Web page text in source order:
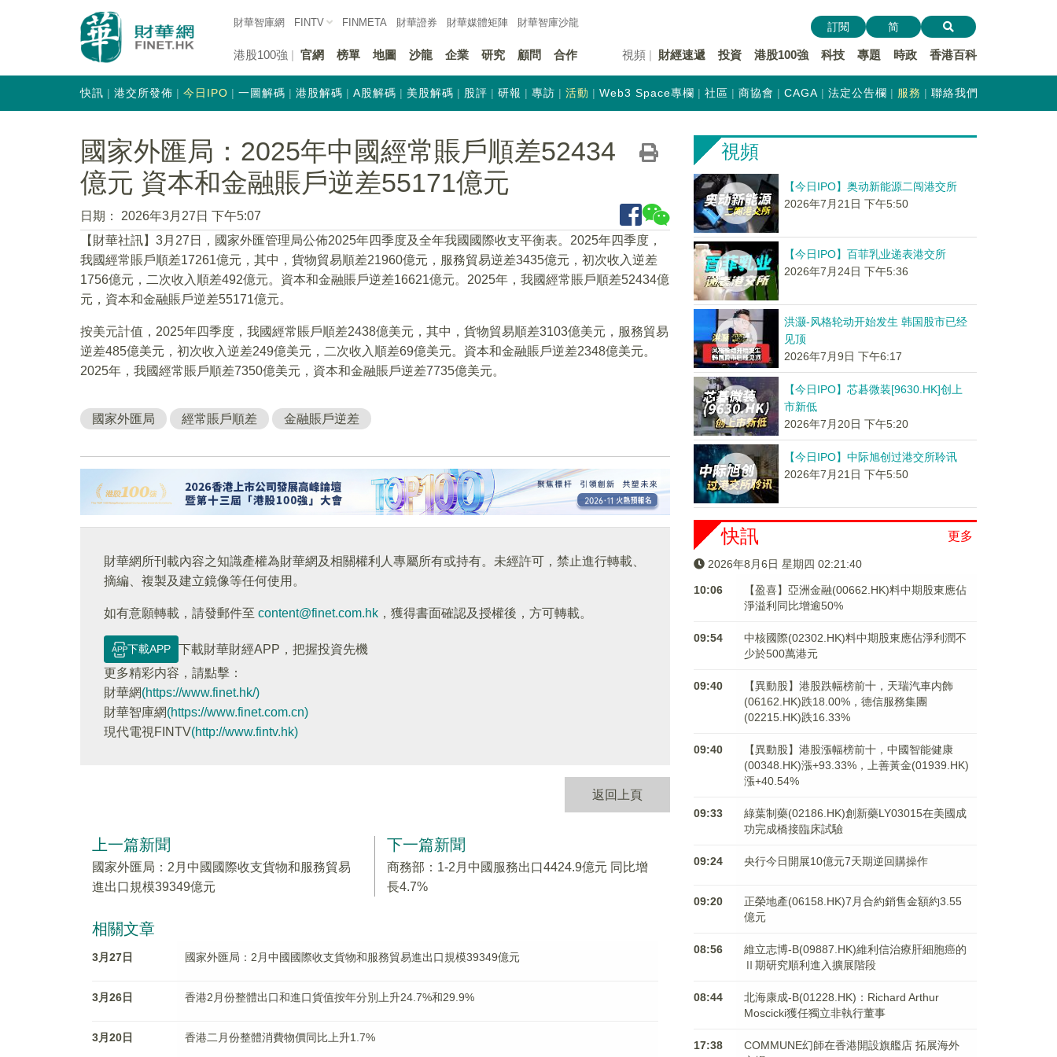
財華智庫網 FINTV FINMETA 財華證券 財華媒體矩陣 財華智庫沙龍
港股100強 官網 榜單 地圖 沙龍 企業 研究 顧問 合作 視頻 財經速遞 投資 港股100強 科技 專題 時政 香港百科
訂閱 简
快訊 港交所發佈 今日IPO 一圖解碼 港股解碼 A股解碼 美股解碼 股評 研報 專訪 活動 Web3 Space專欄 社區 商協會 CAGA 法定公告欄 服務 聯絡我們
國家外匯局：2025年中國經常賬戶順差52434
億元 資本和金融賬戶逆差55171億元
日期：
2026年3月27日 下午5:07
【財華社訊】3月27日，國家外匯管理局公佈2025年四季度及全年我國國際收支平衡表。2025年四季度，
我國經常賬戶順差17261億元，其中，貨物貿易順差21960億元，服務貿易逆差3435億元，初次收入逆差
1756億元，二次收入順差492億元。資本和金融賬戶逆差16621億元。2025年，我國經常賬戶順差52434億
元，資本和金融賬戶逆差55171億元。
按美元計值，2025年四季度，我國經常賬戶順差2438億美元，其中，貨物貿易順差3103億美元，服務貿易
逆差485億美元，初次收入逆差249億美元，二次收入順差69億美元。資本和金融賬戶逆差2348億美元。
2025年，我國經常賬戶順差7350億美元，資本和金融賬戶逆差7735億美元。
國家外匯局 經常賬戶順差 金融賬戶逆差
財華網所刊載內容之知識產權為財華網及相關權利人專屬所有或持有。未經許可，禁止進行轉載、
摘編、複製及建立鏡像等任何使用。
如有意願轉載，請發郵件至 content@finet.com.hk ，獲得書面確認及授權後，方可轉載。
下載APP
下載財華財經APP，把握投資先機
更多精彩内容，請點擊：
財華網(https://www.finet.hk/)
財華智庫網(https://www.finet.com.cn)
現代電視FINTV(http://www.fintv.hk)
返回上頁
上一篇新聞
國家外匯局：2月中國國際收支貨物和服務貿易
進出口規模39349億元
下一篇新聞
商務部：1-2月中國服務出口4424.9億元 同比增
長4.7%
相關文章
3月27日 國家外匯局：2月中國國際收支貨物和服務貿易進出口規模39349億元
3月26日 香港2月份整體出口和進口貨值按年分別上升24.7%和29.9%
3月20日 香港二月份整體消費物價同比上升1.7%
視頻
【今日IPO】奥动新能源二闯港交所
2026年7月21日 下午5:50
【今日IPO】百菲乳业递表港交所
2026年7月24日 下午5:36
洪灏-风格轮动开始发生 韩国股市已经
见顶
2026年7月9日 下午6:17
【今日IPO】芯碁微装[9630.HK]创上
市新低
2026年7月20日 下午5:20
【今日IPO】中际旭创过港交所聆讯
2026年7月21日 下午5:50
更多
快訊
2026年8月6日 星期四 02:21:41
10:06
【盈喜】亞洲金融(00662.HK)料中期股東應佔
淨溢利同比增逾50%
09:54
中核國際(02302.HK)料中期股東應佔淨利潤不
少於500萬港元
09:40
【異動股】港股跌幅榜前十，天瑞汽車内飾
(06162.HK)跌18.00%，德信服務集團
(02215.HK)跌16.33%
09:40
【異動股】港股漲幅榜前十，中國智能健康
(00348.HK)漲+93.33%，上善黃金(01939.HK)
漲+40.54%
09:33
綠葉制藥(02186.HK)創新藥LY03015在美國成
功完成橋接臨床試驗
09:24 央行今日開展10億元7天期逆回購操作
09:20
正榮地產(06158.HK)7月合約銷售金額約3.55
億元
08:56
維立志博-B(09887.HK)維利信治療肝細胞癌的
Ⅱ期研究順利進入擴展階段
08:44
北海康成-B(01228.HK)：Richard Arthur
Moscicki獲任獨立非執行董事
17:38
COMMUNE幻師在香港開設旗艦店 拓展海外